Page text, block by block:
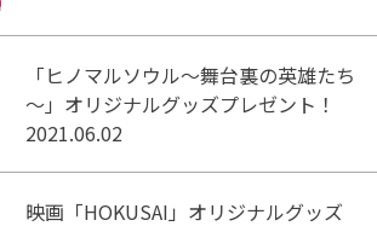
「ヒノマルソウル～舞台裏の英雄たち
～」オリジナルグッズプレゼント！
2021.06.02
映画「HOKUSAI」オリジナルグッズ